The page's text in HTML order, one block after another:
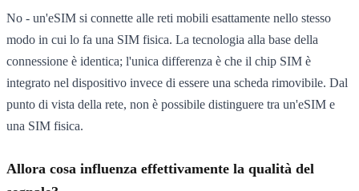
No - un'eSIM si connette alle reti mobili esattamente nello stesso
modo in cui lo fa una SIM fisica. La tecnologia alla base della
connessione è identica; l'unica differenza è che il chip SIM è
integrato nel dispositivo invece di essere una scheda rimovibile. Dal
punto di vista della rete, non è possibile distinguere tra un'eSIM e
una SIM fisica.
Allora cosa influenza effettivamente la qualità del